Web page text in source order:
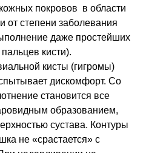
покровов в области
от степени заболевания
даже простейших
кисти).
кисты (гигромы)
дискомфорт. Со
становится все
образованием,
сустава. Контуры
не «срастается» с